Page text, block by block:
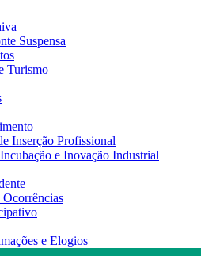
Suspensa
Turismo
Inserção Profissional
e Inovação Industrial
e Elogios